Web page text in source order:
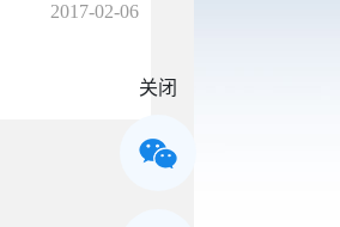
2017-02-06
关闭